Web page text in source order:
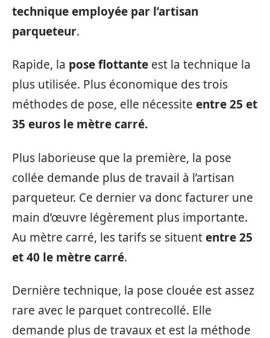
technique employée par l’artisan
parqueteur.
Rapide, la pose flottante est la technique la
plus utilisée. Plus économique des trois
méthodes de pose, elle nécessite entre 25 et
35 euros le mètre carré.
Plus laborieuse que la première, la pose
collée demande plus de travail à l’artisan
parqueteur. Ce dernier va donc facturer une
main d’œuvre légèrement plus importante.
Au mètre carré, les tarifs se situententre 25
et 40 le mètre carré.
Dernière technique, la pose clouée est assez
rare avec le parquet contrecollé. Elle
demande plus de travaux et est la méthode